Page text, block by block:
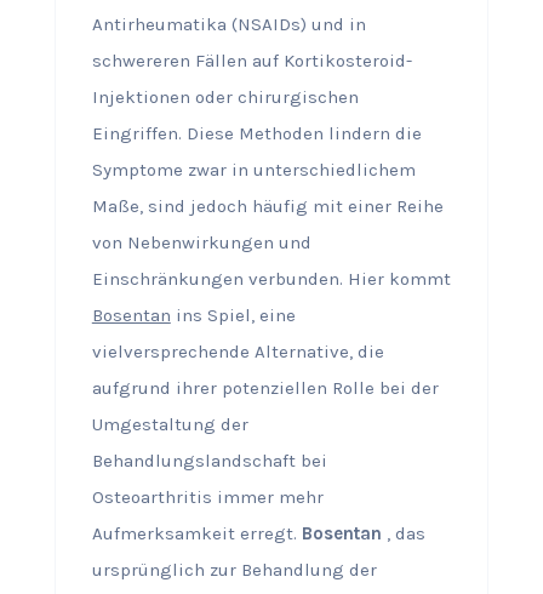
Antirheumatika (NSAIDs) und in
schwereren Fällen auf Kortikosteroid-
Injektionen oder chirurgischen
Eingriffen. Diese Methoden lindern die
Symptome zwar in unterschiedlichem
Maße, sind jedoch häufig mit einer Reihe
von Nebenwirkungen und
Einschränkungen verbunden. Hier kommt
Bosentan ins Spiel, eine
vielversprechende Alternative, die
aufgrund ihrer potenziellen Rolle bei der
Umgestaltung der
Behandlungslandschaft bei
Osteoarthritis immer mehr
Aufmerksamkeit erregt. Bosentan , das
ursprünglich zur Behandlung der